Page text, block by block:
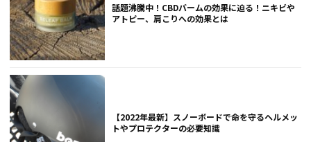
話題沸騰中！CBDバームの効果に迫る！ニキビや
アトピー、肩こりへの効果とは
【2022年最新】スノーボードで命を守るヘルメッ
トやプロテクターの必要知識